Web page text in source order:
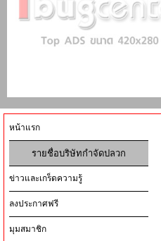
หน้าแรก
รายชื่อบริษัทกำจัดปลวก
ข่าวและเกร็ดความรู้
ลงประกาศฟรี
มุมสมาชิก